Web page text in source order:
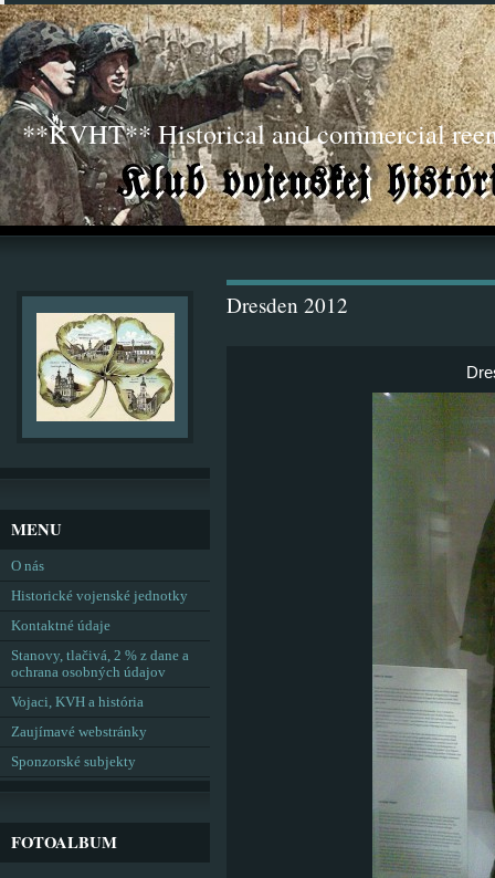
**KVHT** Historical and commercial
Dresden 2012
MENU
O nás
Historické vojenské jednotky
Kontaktné údaje
Stanovy, tlačivá, 2 % z dane a
ochrana osobných údajov
Vojaci, KVH a história
Zaujímavé webstránky
Sponzorské subjekty
FOTOALBUM